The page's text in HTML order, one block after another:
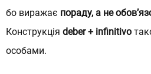
бо виражає пораду, а не
Конструкція deber + infinitivo
особами.